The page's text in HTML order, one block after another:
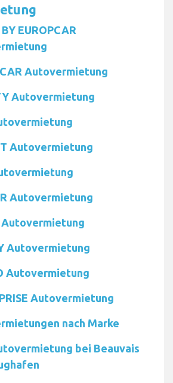
EUROPCAR
Autovermietung
Autovermietung
Autovermietung
Autovermietung
Autovermietung
Autovermietung
Autovermietung
Autovermietung
nach Marke
bei Beauvais